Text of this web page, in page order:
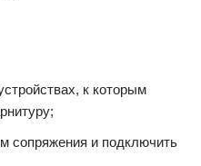
к которым
сопряжения и подключить